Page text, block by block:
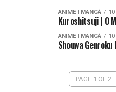
ANIME | MANGÁ
Kuroshitsuji | O
ANIME | MANGÁ
Shouwa
PAGE 1 OF 2